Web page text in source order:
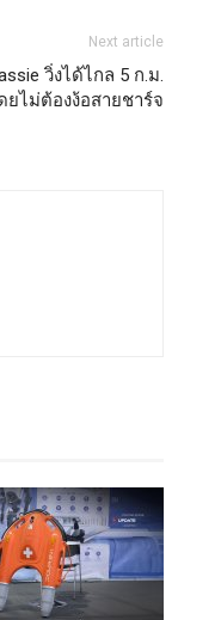
Next article
วิ่งได้ไกล 5 ก.ม.
ยไม่ต้องง้อสายชาร์จ